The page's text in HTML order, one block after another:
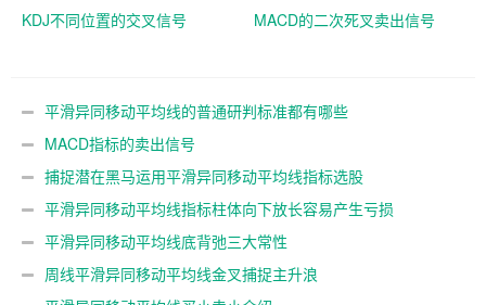
KDJ不同位置的交叉信号 MACD的二次死叉卖出信号
平滑异同移动平均线的普通研判标准都有哪些
MACD指标的卖出信号
捕捉潜在黑马运用平滑异同移动平均线指标选股
平滑异同移动平均线指标柱体向下放长容易产生亏损
平滑异同移动平均线底背弛三大常性
周线平滑异同移动平均线金叉捕捉主升浪